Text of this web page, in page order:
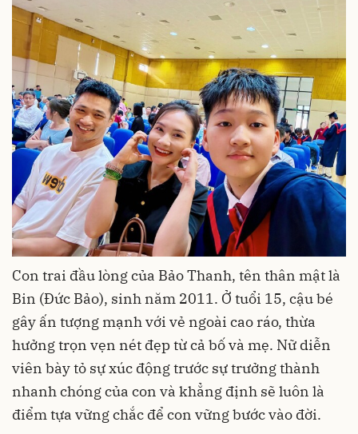
Con trai đầu lòng của Bảo Thanh, tên thân mật là
Bin (Đức Bảo), sinh năm 2011. Ở tuổi 15, cậu bé
gây ấn tượng mạnh với vẻ ngoài cao ráo, thừa
hưởng trọn vẹn nét đẹp từ cả bố và mẹ. Nữ diễn
viên bày tỏ sự xúc động trước sự trưởng thành
nhanh chóng của con và khẳng định sẽ luôn là
điểm tựa vững chắc để con vững bước vào đời.